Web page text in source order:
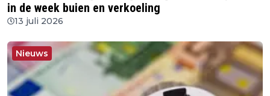
in de week buien en verkoeling
13 juli 2026
Nieuws